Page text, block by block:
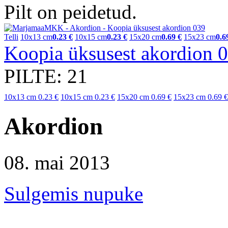
Pilt on peidetud.
Telli 10x13 cm0.23 € 10x15 cm0.23 € 15x20 cm0.69 € 15x23 cm
Koopia üksusest akordion
PILTE: 21
10x13 cm 0.23 € 10x15 cm 0.23 € 15x20 cm 0.69 € 15x23 cm 0.69 €
Akordion
08. mai 2013
Sulgemis nupuke